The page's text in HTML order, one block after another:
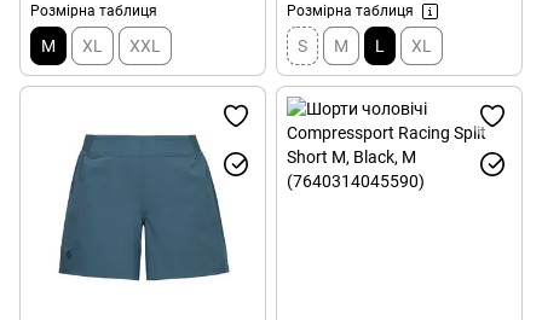
Розмірна таблиця
M XL XXL
Розмірна таблиця
S M L XL